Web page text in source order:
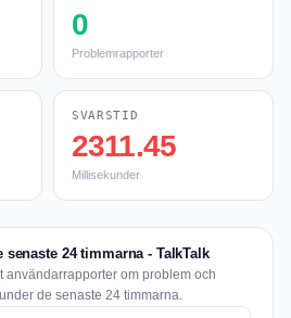
0
Problemrapporter
SVARSTID
2311.45
Millisekunder
24 timmarna - TalkTalk
användarrapporter om problem och
de senaste 24 timmarna.